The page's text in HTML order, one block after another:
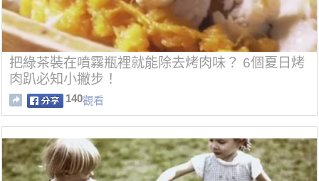
把綠茶裝在噴霧瓶裡就能除去烤肉味？ 6個夏日烤
肉趴必知小撇步！
140觀看